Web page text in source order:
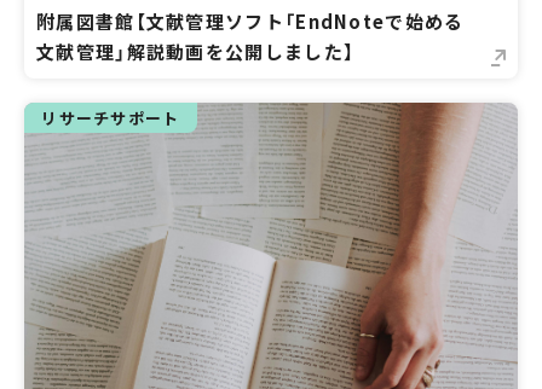
附属図書館【文献管理ソフト「EndNoteで始める
文献管理」解説動画を公開しました】
リサーチサポート